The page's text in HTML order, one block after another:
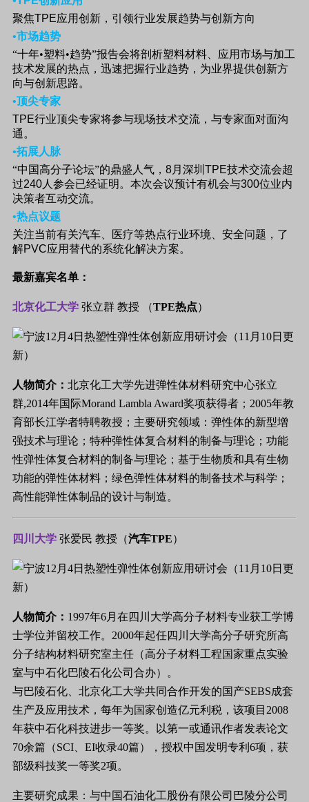
聚焦TPE应用创新，引领行业发展趋势与创新方向
•市场趋势
“十年•塑料•趋势”报告会将剖析塑料材料、应用市场与加工
技术发展的热点，迅速把握行业趋势，为业界提供创新方
向与创新思路。
•顶尖专家
TPE行业顶尖专家将参与现场技术交流，与专家面对面沟
通。
•拓展人脉
“中国高分子论坛”的鼎盛人气， 8月深圳 TPE技术交流会超
过240 人参会已经证明。本次会议预计有机会与300位业内
决策者互动交流。
•热点议题
关注当前有关汽车、医疗等热点行业环境、安全问题，了
解PVC应用替代的系统化解决方案。
最新嘉宾名单：
北京化工大学 张立群 教授 （TPE热点）
人物简介： 北京化工大学先进弹性体材料研究中心张立
群,2014年国际Morand Lambla Award奖项获得者；2005年教
育部长江学者特聘教授；主要研究领域：弹性体的新型增
强技术与理论；特种弹性体复合材料的制备与理论；功能
性弹性体复合材料的制备与理论；基于生物质和具有生物
功能的弹性体材料；绿色弹性体材料的制备技术与科学；
高性能弹性体制品的设计与制造。
四川大学 张爱民 教授（汽车TPE）
人物简介： 1997年6月在四川大学高分子材料专业获工学博
士学位并留校工作。2000年起任四川大学高分子研究所高
分子结构材料研究室主任（高分子材料工程国家重点实验
室与中石化巴陵石化公司合办）。
与巴陵石化、北京化工大学共同合作开发的国产SEBS成套
生产及应用技术，每年为国家创造亿元利税，该项目2008
年获中石化科技进步一等奖。以第一或通讯作者发表论文
70余篇（SCI、EI收录40篇），授权中国发明专利6项，获
部级科技奖一等奖2项。
主要研究成果：与中国石油化工股份有限公司巴陵分公司